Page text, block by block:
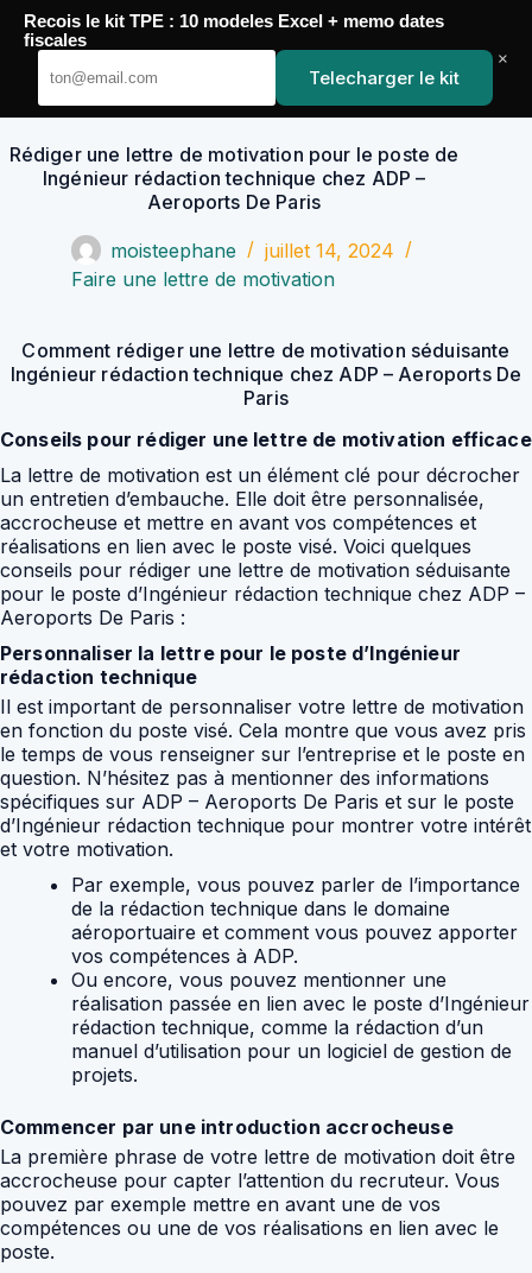
Passer
contenu
YoupiJobs
Rédiger une lettre de motivation pour le poste de
Ingénieur rédaction technique chez ADP –
Aeroports De Paris
moisteephane
juillet 14, 2024
Faire une lettre de motivation
Comment rédiger une lettre de motivation séduisante
Ingénieur rédaction technique chez ADP – Aeroports De
Paris
Conseils pour rédiger une lettre de motivation efficace
La lettre de motivation est un élément clé pour décrocher
un entretien d’embauche. Elle doit être personnalisée,
accrocheuse et mettre en avant vos compétences et
réalisations en lien avec le poste visé. Voici quelques
conseils pour rédiger une lettre de motivation séduisante
pour le poste d’Ingénieur rédaction technique chez ADP –
Aeroports De Paris :
Personnaliser la lettre pour le poste d’Ingénieur
rédaction technique
Il est important de personnaliser votre lettre de motivation
en fonction du poste visé. Cela montre que vous avez pris
le temps de vous renseigner sur l’entreprise et le poste en
question. N’hésitez pas à mentionner des informations
spécifiques sur ADP – Aeroports De Paris et sur le poste
d’Ingénieur rédaction technique pour montrer votre intérêt
et votre motivation.
Par exemple, vous pouvez parler de l’importance
de la rédaction technique dans le domaine
aéroportuaire et comment vous pouvez apporter
vos compétences à ADP.
Ou encore, vous pouvez mentionner une
réalisation passée en lien avec le poste d’Ingénieur
rédaction technique, comme la rédaction d’un
manuel d’utilisation pour un logiciel de gestion de
projets.
Commencer par une introduction accrocheuse
La première phrase de votre lettre de motivation doit être
accrocheuse pour capter l’attention du recruteur. Vous
pouvez par exemple mettre en avant une de vos
compétences ou une de vos réalisations en lien avec le
poste.
Recois le kit TPE : 10 modeles Excel + memo dates
fiscales
Telecharger le kit
×